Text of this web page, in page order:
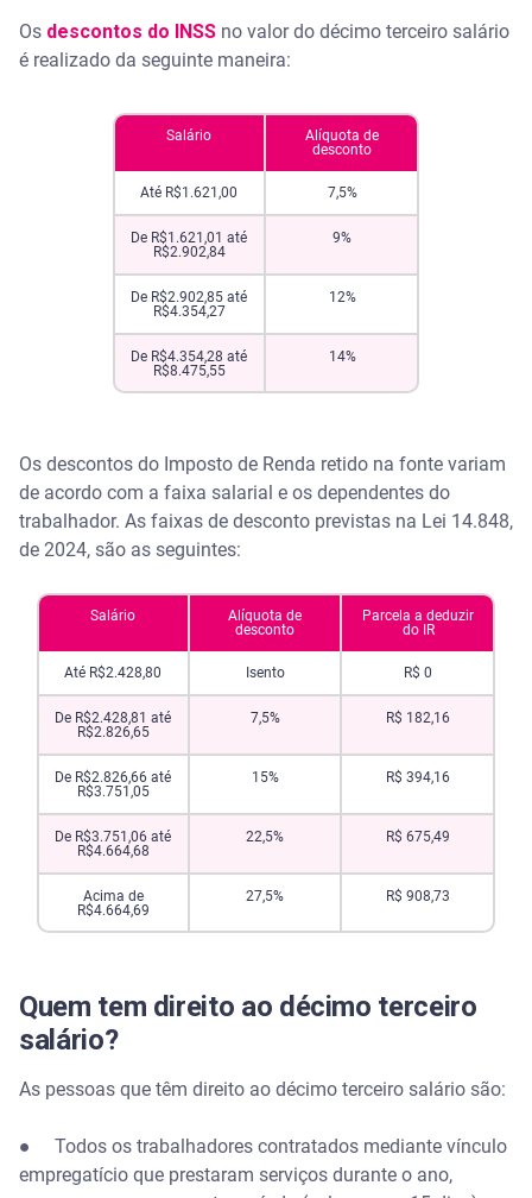
Os descontos do INSS no valor do décimo terceiro salário
é realizado da seguinte maneira:
Salário
Alíquota de
desconto
Até R$1.621,00 7,5%
De R$1.621,01 até
R$2.902,84
9%
De R$2.902,85 até
R$4.354,27
12%
De R$4.354,28 até
R$8.475,55
14%
Os descontos do Imposto de Renda retido na fonte variam
de acordo com a faixa salarial e os dependentes do
trabalhador. As faixas de desconto previstas na Lei 14.848,
de 2024, são as seguintes:
Salário
Alíquota de
desconto
Parcela a deduzir
do IR
Até R$2.428,80 Isento R$ 0
De R$2.428,81 até
R$2.826,65
7,5% R$ 182,16
De R$2.826,66 até
R$3.751,05
15% R$ 394,16
De R$3.751,06 até
R$4.664,68
22,5% R$ 675,49
Acima de
R$4.664,69
27,5% R$ 908,73
Quem tem direito ao décimo terceiro
salário?
As pessoas que têm direito ao décimo terceiro salário são:
● Todos os trabalhadores contratados mediante vínculo
empregatício que prestaram serviços durante o ano,